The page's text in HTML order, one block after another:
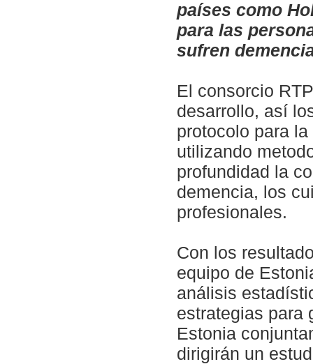
países como
para las
sufren
El consorcio
desarrollo, así
protocolo para
utilizando
profundidad la
demencia, los
profesionales.
Con los
equipo de
análisis
estrategias para
Estonia
dirigirán un